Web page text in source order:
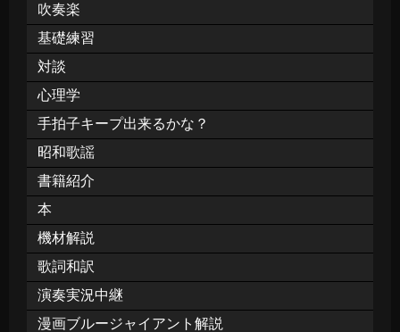
吹奏楽
基礎練習
対談
心理学
手拍子キープ出来るかな？
昭和歌謡
書籍紹介
本
機材解説
歌詞和訳
演奏実況中継
漫画ブルージャイアント解説